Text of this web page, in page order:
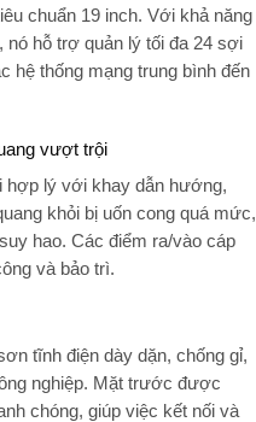
chuẩn 19 inch. Với khả năng
, nó hỗ trợ quản lý tối đa 24 sợi
hệ thống mạng trung bình đến
vượt trội
hợp lý với khay dẫn hướng,
khỏi bị uốn cong quá mức,
hao. Các điểm ra/vào cáp
và bảo trì.
tĩnh điện dày dặn, chống gỉ,
nghiệp. Mặt trước được
chóng, giúp việc kết nối và